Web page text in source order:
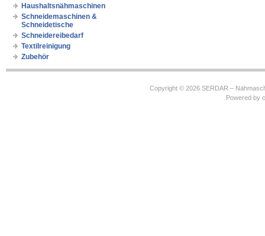
Haushaltsnähmaschinen
Schneidemaschinen &
Schneidetische
Schneidereibedarf
Textilreinigung
Zubehör
Copyright © 2026 SERDAR –
Powered by